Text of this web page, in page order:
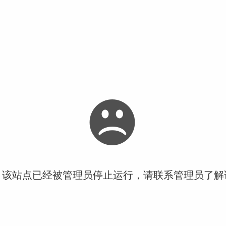
站点已经被管理员停止运行，请联系管理员了